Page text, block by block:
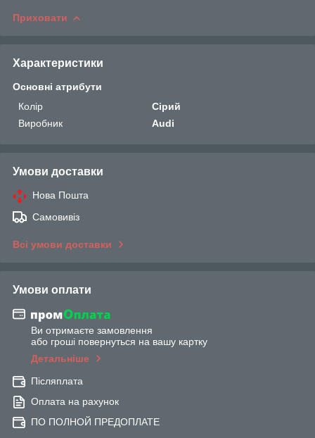
Приховати
Характеристики
Основні атрибути
Колір
Сірий
Виробник
Audi
Умови доставки
Нова Пошта
Самовивіз
Всі умови доставки
Умови оплати
Ви отримаєте замовлення
або гроші повернуться на вашу картку
Детальніше
Післяплата
Оплата на рахунок
ПО ПОЛНОЙ ПРЕДОПЛАТЕ